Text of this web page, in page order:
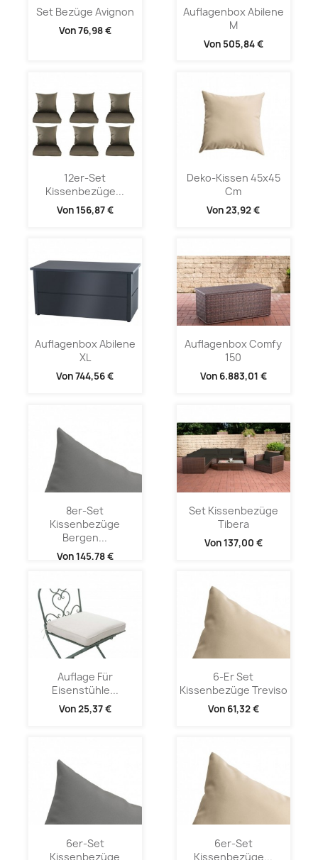
Set Bezüge Avignon
Von76,98 €
Auflagenbox Abilene
M
Von 505,84 €
12er-Set
Kissenbezüge...
Von156,87 €
Deko-Kissen 45x45
Cm
Von23,92 €
Auflagenbox Abilene
XL
Von744,56 €
Auflagenbox Comfy
150
Von 6.883,01 €
8er-Set
Kissenbezüge
Bergen...
Von145,78 €
Set Kissenbezüge
Tibera
Von137,00 €
Auflage Für
Eisenstühle...
Von25,37 €
6-Er Set
Kissenbezüge Treviso
Von 61,32 €
6er-Set
Kissenbezüge
6er-Set
Kissenbezüge...